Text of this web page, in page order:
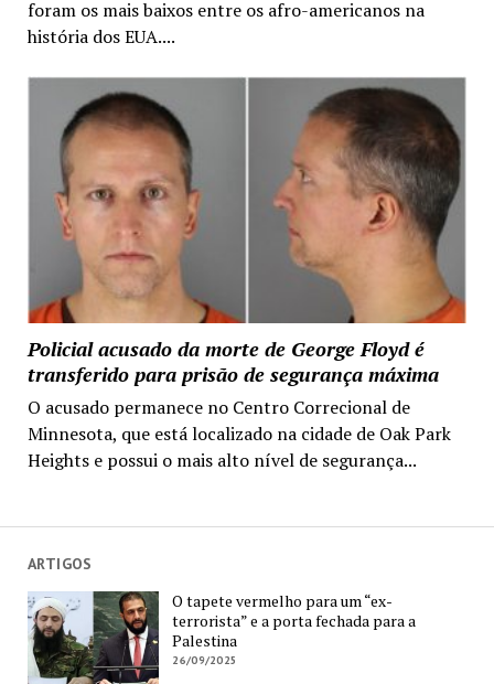
foram os mais baixos entre os afro-americanos na
história dos EUA....
Policial acusado da morte de George Floyd é
transferido para prisão de segurança máxima
O acusado permanece no Centro Correcional de
Minnesota, que está localizado na cidade de Oak Park
Heights e possui o mais alto nível de segurança...
ARTIGOS
O tapete vermelho para um “ex-
terrorista” e a porta fechada para a
Palestina
26/09/2025